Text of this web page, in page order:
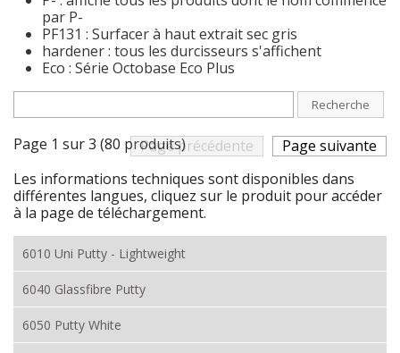
par P-
PF131 : Surfacer à haut extrait sec gris
hardener : tous les durcisseurs s'affichent
Eco : Série Octobase Eco Plus
Recherche
Page précédente Page suivante
Page 1 sur 3 (80 produits)
Les informations techniques sont disponibles dans
différentes langues, cliquez sur le produit pour accéder
à la page de téléchargement.
6010 Uni Putty - Lightweight
6040 Glassfibre Putty
6050 Putty White